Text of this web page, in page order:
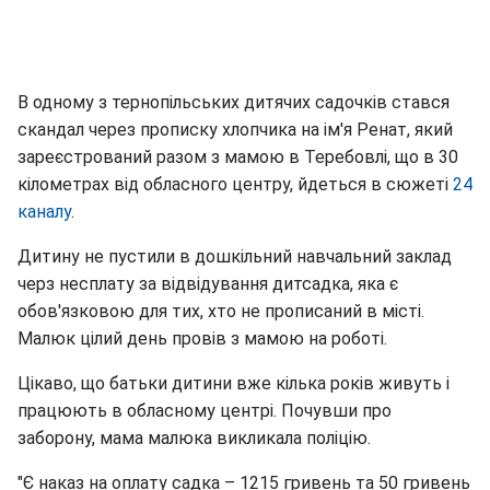
В одному з тернопільських дитячих садочків стався
скандал через прописку хлопчика на ім'я Ренат, який
зареєстрований разом з мамою в Теребовлі, що в 30
кілометрах від обласного центру, йдеться в сюжеті 24
каналу.
Дитину не пустили в дошкільний навчальний заклад
черз несплату за відвідування дитсадка, яка є
обов'язковою для тих, хто не прописаний в місті.
Малюк цілий день провів з мамою на роботі.
Цікаво, що батьки дитини вже кілька років живуть і
працюють в обласному центрі. Почувши про
заборону, мама малюка викликала поліцію.
"Є наказ на оплату садка – 1215 гривень та 50 гривень